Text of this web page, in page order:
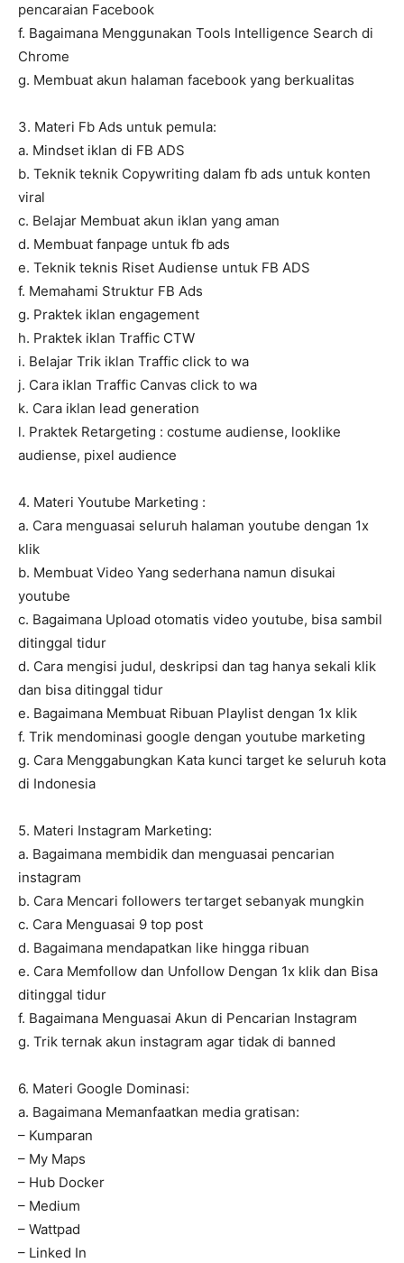
pencaraian Facebook
f. Bagaimana Menggunakan Tools Intelligence Search di
Chrome
g. Membuat akun halaman facebook yang berkualitas
3. Materi Fb Ads untuk pemula:
a. Mindset iklan di FB ADS
b. Teknik teknik Copywriting dalam fb ads untuk konten
viral
c. Belajar Membuat akun iklan yang aman
d. Membuat fanpage untuk fb ads
e. Teknik teknis Riset Audiense untuk FB ADS
f. Memahami Struktur FB Ads
g. Praktek iklan engagement
h. Praktek iklan Traffic CTW
i. Belajar Trik iklan Traffic click to wa
j. Cara iklan Traffic Canvas click to wa
k. Cara iklan lead generation
l. Praktek Retargeting : costume audiense, looklike
audiense, pixel audience
4. Materi Youtube Marketing :
a. Cara menguasai seluruh halaman youtube dengan 1x
klik
b. Membuat Video Yang sederhana namun disukai
youtube
c. Bagaimana Upload otomatis video youtube, bisa sambil
ditinggal tidur
d. Cara mengisi judul, deskripsi dan tag hanya sekali klik
dan bisa ditinggal tidur
e. Bagaimana Membuat Ribuan Playlist dengan 1x klik
f. Trik mendominasi google dengan youtube marketing
g. Cara Menggabungkan Kata kunci target ke seluruh kota
di Indonesia
5. Materi Instagram Marketing:
a. Bagaimana membidik dan menguasai pencarian
instagram
b. Cara Mencari followers tertarget sebanyak mungkin
c. Cara Menguasai 9 top post
d. Bagaimana mendapatkan like hingga ribuan
e. Cara Memfollow dan Unfollow Dengan 1x klik dan Bisa
ditinggal tidur
f. Bagaimana Menguasai Akun di Pencarian Instagram
g. Trik ternak akun instagram agar tidak di banned
6. Materi Google Dominasi:
a. Bagaimana Memanfaatkan media gratisan:
– Kumparan
– My Maps
– Hub Docker
– Medium
– Wattpad
– Linked In